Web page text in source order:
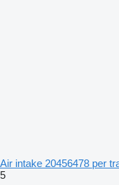
Air intake 20456478 per
5